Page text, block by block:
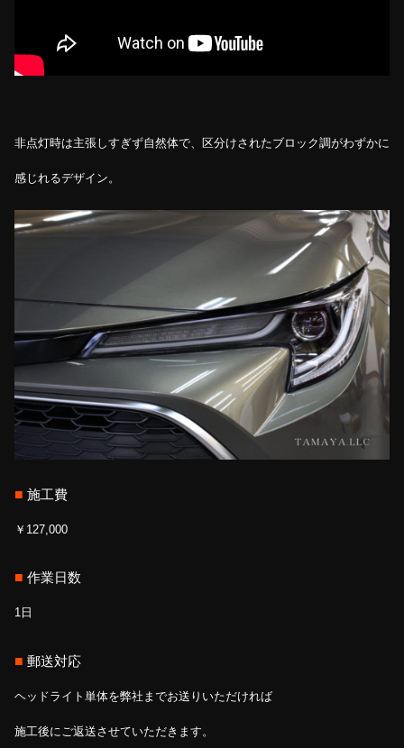
非点灯時は主張しすぎず自然体で、区分けされたブロック調がわずかに
感じれるデザイン。
■ 施工費
￥127,000
■ 作業日数
1日
■ 郵送対応
ヘッドライト単体を弊社までお送りいただければ
施工後にご返送させていただきます。